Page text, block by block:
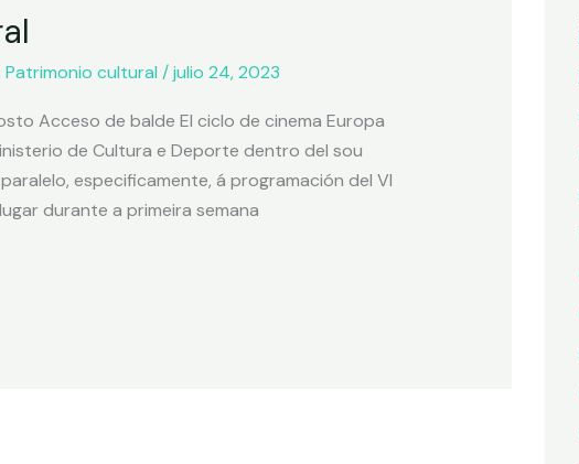
Patrimonio cultural /julio 24, 2023
Acceso de balde El ciclo de cinema Europa
de Cultura e Deporte dentro del sou
especificamente, á programación del VI
durante a primeira semana